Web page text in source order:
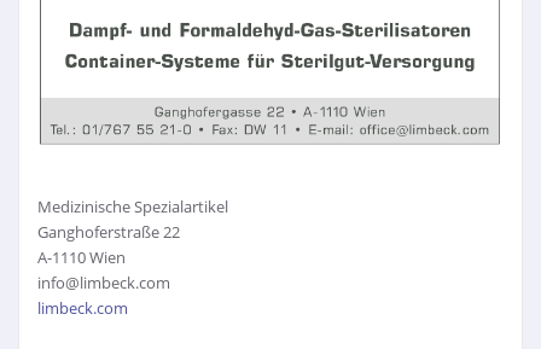
Medizinische Spezialartikel
Ganghoferstraße 22
A-1110 Wien
info@limbeck.com
limbeck.com